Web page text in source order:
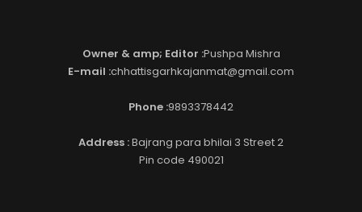
Owner & amp; Editor :Pushpa Mishra
E-mail :chhattisgarhkajanmat@gmail.com
Phone :9893378442
Address :Bajrang para bhilai 3 Street 2
Pin code 490021